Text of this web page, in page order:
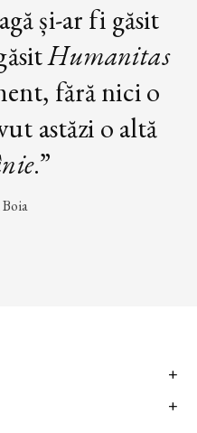
și-ar fi găsit
Humanitas
fără nici o
astăzi o altă
.”